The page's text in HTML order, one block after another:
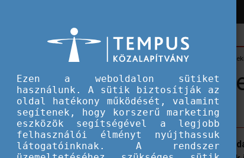
Hallgatói ösztöndíjak Nem érdemes hezitálni,
Nem érdemes
Radnóti Márk története tökéletes
Ezen a weboldalon sütiket
használunk. A sütik biztosítják az
oldal hatékony működését, valamint
segítenek, hogy korszerű marketing
eszközök segítségével a legjobb
felhasználói élményt nyújthassuk
látogatóinknak. A rendszer